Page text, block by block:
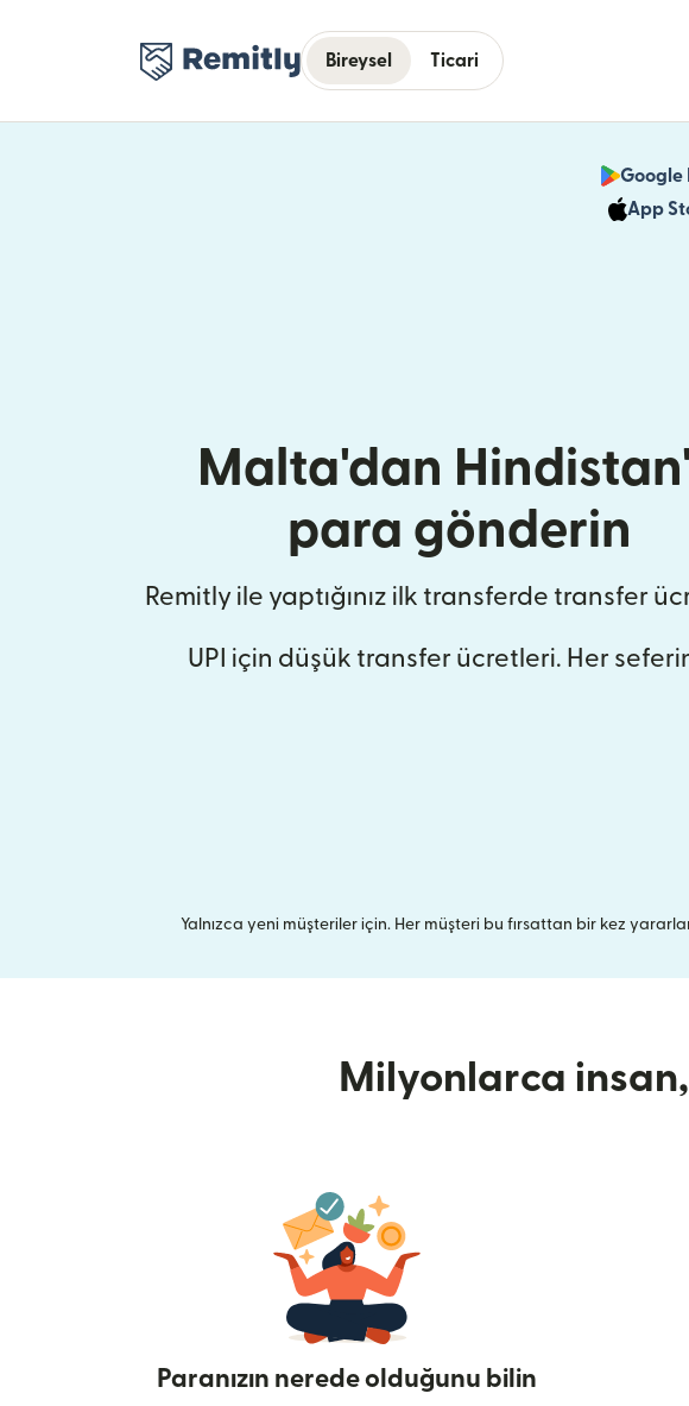
Bireysel Ticari
Google
App
Malta'dan
para gönderin
Remitly ile yaptığınız ilk transferde transfer
UPI için düşük transfer ücretleri. Her
Yalnızca yeni müşteriler için. Her müşteri bu fırsattan bir kez
Milyonlarca
Paranızın nerede olduğunu bilin